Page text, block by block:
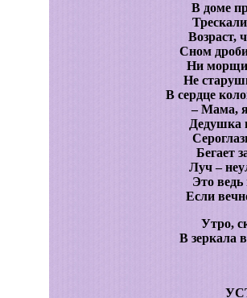
В доме
Возраст,
Сном
Ни
Не
В сердце
– Мама,
Дедушка
Бегает
Луч –
Это ведь
Если
Утро,
В зеркала